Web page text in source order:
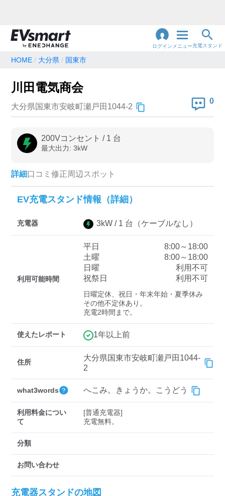
ログイン メニュー充電スタンド
地名・観光スポット・住所
充電器の種類
急速充電器のみ表示
高速道路上のみ表示
認証システム
EV充電エネチェンジ e-Mobility Power
三菱ディーラーを表示
日産ディーラーを表示
トヨタディーラーを表
充電器の出力
中速-20kW-以上 急速-44kW-以上
HOME 大分県 国東市
川田電気商会
大分県国東市安岐町瀬戸田1044-2
0
200Vコンセント / 1 台
最大出力: 3kW
詳細口コミ 修正周辺スポット
EV充電スタンド情報（詳細）
充電器 3kW / 1 台 （ケーブルなし）
利用可能時間
平日
8:00～18:00
土曜
8:00～18:00
日曜
利用不可
祝祭日
利用不可
日曜定休、祝日・年末年始・夏季休み
その他不定休あり。
充電2時間まで。
使えたレポート 1年以上前
住所
大分県国東市安岐町瀬戸田1044-
2
what3words へこみ。きょうか。こうどう
利用料金につい
て
[普通充電器]
充電無料。
分類
お問い合わせ
充電器スタンドの地図